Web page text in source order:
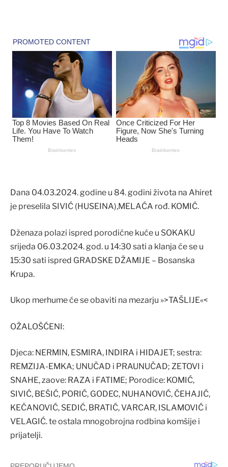
Dana 04.03.2024. godine u 84. godini života na Ahiret
je preselila SIVIĆ (HUSEINA),MELAĆA rođ. KOMIĆ.
Dženaza polazi ispred porodične kuće u SOKAKU
srijeda 06.03.2024. god. u 14:30 sati a klanja će se u
15:30 sati ispred GRADSKE DŽAMIJE – Bosanska
Krupa.
Ukop merhume će se obaviti na mezarju »>TAŠLIJE«<
OŽALOŠĆENI:
Djeca: NERMIN, ESMIRA, INDIRA i HIDAJET; sestra:
REMZIJA-EMKA; UNUČAD i PRAUNUČAD; ZETOVI i
SNAHE, zaove: RAZA i FATIME; Porodice: KOMIĆ,
SIVIĆ, BEŠIĆ, PORIĆ, GODEC, NUHANOVIĆ, ČEHAJIĆ,
KEČANOVIĆ, SEDIĆ, BRATIĆ, VARCAR, ISLAMOVIĆ i
VELAGIĆ. te ostala mnogobrojna rodbina komšije i
prijatelji.